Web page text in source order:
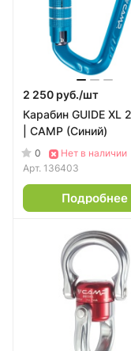
2 250 руб./шт
Карабин GUIDE XL
| CAMP (Синий)
0
Нет в наличии
Арт. 136403
Подробнее